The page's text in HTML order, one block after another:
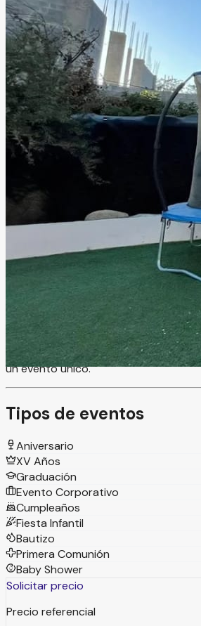
Xplora Jardín de
Cabo San Lucas, Baja California Sur
Información
Xplora Jardín de Eventos es un
crear experiencias inolvidables. Su
decoración harán que tu celebración
memoria de todos tus invitados.
libre, ofrece también la seguridad de
caso de requerirse, brindando
encanto de la naturaleza. Disfruta de
un evento único.
Tipos de eventos
Aniversario
XV Años
Graduación
Evento Corporativo
Cumpleaños
Fiesta Infantil
Bautizo
Primera Comunión
Baby Shower
Solicitar precio
Precio referencial